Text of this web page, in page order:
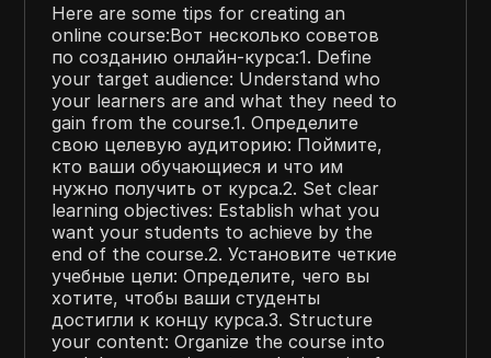
Here are some tips for creating an
online course:Вот несколько советов
по созданию онлайн-курса:1. Define
your target audience: Understand who
your learners are and what they need to
gain from the course.1. Определите
свою целевую аудиторию: Поймите,
кто ваши обучающиеся и что им
нужно получить от курса.2. Set clear
learning objectives: Establish what you
want your students to achieve by the
end of the course.2. Установите четкие
учебные цели: Определите, чего вы
хотите, чтобы ваши студенты
достигли к концу курса.3. Structure
your content: Organize the course into